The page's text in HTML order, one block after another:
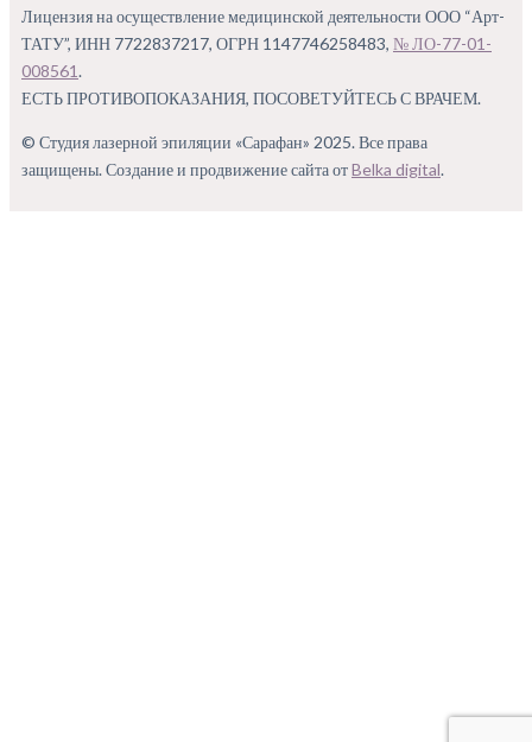
Лицензия на осуществление медицинской деятельности ООО “Арт-
ТАТУ”, ИНН 7722837217, ОГРН 1147746258483, № ЛО-77-01-
008561.
ЕСТЬ ПРОТИВОПОКАЗАНИЯ, ПОСОВЕТУЙТЕСЬ С ВРАЧЕМ.
© Студия лазерной эпиляции «Сарафан» 2025. Все права
защищены. Создание и продвижение сайта отBelka digital.